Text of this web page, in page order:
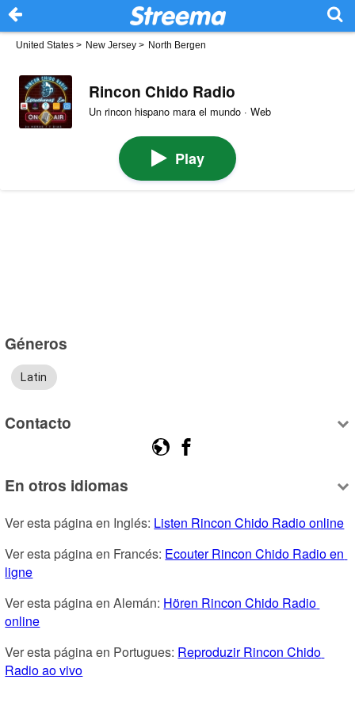
United States > New Jersey > North Bergen
Rincon Chido Radio
Un rincon hispano mara el mundo · Web
Play
Géneros
Latin
Contacto
En otros idiomas
Ver esta página en Inglés: Listen Rincon Chido Radio online
Ver esta página en Francés: Ecouter Rincon Chido Radio en
ligne
Ver esta página en Alemán: Hören Rincon Chido Radio
online
Ver esta página en Portugues: Reproduzir Rincon Chido
Radio ao vivo